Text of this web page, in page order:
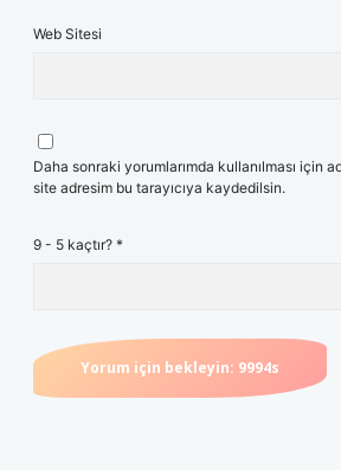
Web Sitesi
Daha sonraki yorumlarımda kullanılması için
site adresim bu tarayıcıya kaydedilsin.
9 - 5 kaçtır? *